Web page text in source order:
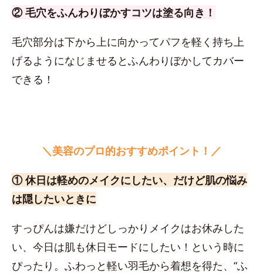
② 毛穴をふんわりぼかすコツは塗る向き！
毛穴部分は下から上に向かってパフを軽く持ち上
げるようになじませるとふんわりぼかしてカバー
できる！
＼美容のプロ的おすすめポイント！／
① 休日は軽めのメイクにしたい、だけど肌の悩み
は隠したいときに
すっぴんは嫌だけどしっかりメイクはお休みした
い、今日は肌も休日モードにしたい！という時に
ぴったり。ふわっと軽い羽毛から着想を得た、“ふ